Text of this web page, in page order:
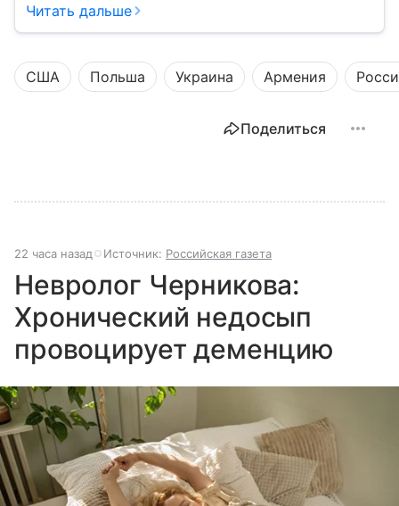
Читать дальше
США Польша Украина Армения
Поделиться
22 часа назад Источник: Российская газета
Невролог Черникова:
Хронический недосып
провоцирует деменцию